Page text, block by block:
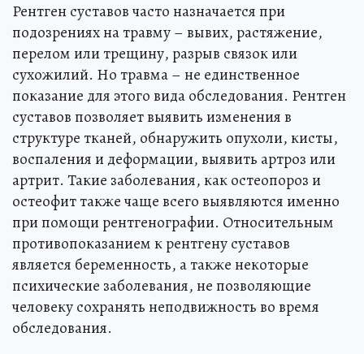
Рентген суставов часто назначается при
подозрениях на травму – вывих, растяжение,
перелом или трещину, разрыв связок или
сухожилий. Но травма – не единственное
показание для этого вида обследования. Рентген
суставов позволяет выявить изменения в
структуре тканей, обнаружить опухоли, кисты,
воспаления и деформации, выявить артроз или
артрит. Такие заболевания, как остеопороз и
остеофит также чаще всего выявляются именно
при помощи рентгенографии. Относительным
противопоказанием к рентгену суставов
является беременность, а также некоторые
психические заболевания, не позволяющие
человеку сохранять неподвижность во время
обследования.